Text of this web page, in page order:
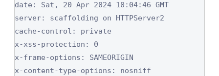
date: Sat, 20 Apr 2024 10:04:46 GMT
server: scaffolding on HTTPServer2
cache-control: private
x-xss-protection: 0
x-frame-options: SAMEORIGIN
x-content-type-options: nosniff